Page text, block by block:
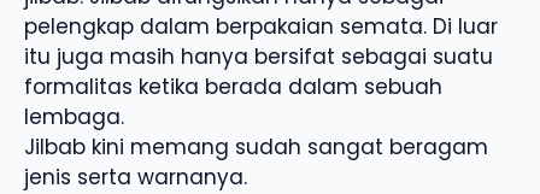
pelengkap dalam berpakaian semata. Di luar
itu juga masih hanya bersifat sebagai suatu
formalitas ketika berada dalam sebuah
lembaga.
Jilbab kini memang sudah sangat beragam
jenis serta warnanya.